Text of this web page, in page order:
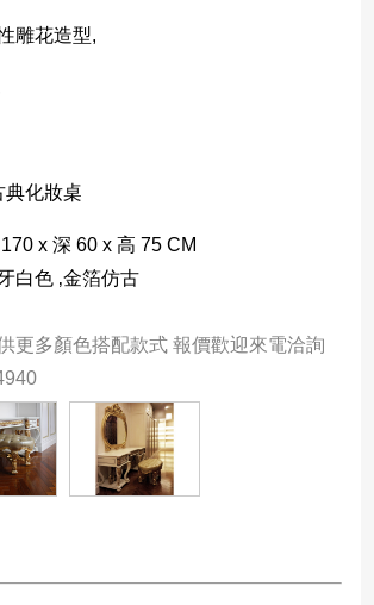
雕花造型,
典化妝桌
x 深 60 x 高 75 CM
白色 ‚金箔仿古
更多顏色搭配款式 報價歡迎來電洽詢